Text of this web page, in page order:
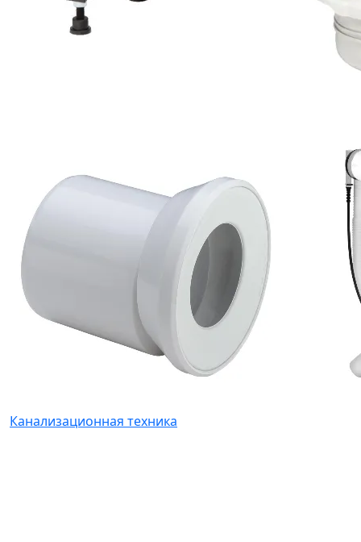
Канализационная техника